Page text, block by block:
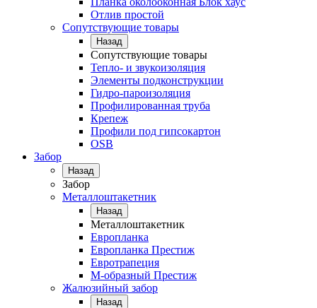
Отлив простой
Сопутствующие товары
Назад
Сопутствующие товары
Тепло- и звукоизоляция
Элементы подконструкции
Гидро-пароизоляция
Профилированная труба
Крепеж
Профили под гипсокартон
OSB
Забор
Назад
Забор
Металлоштакетник
Назад
Металлоштакетник
Европланка
Европланка Престиж
Евротрапеция
М-образный Престиж
Жалюзийный забор
Назад